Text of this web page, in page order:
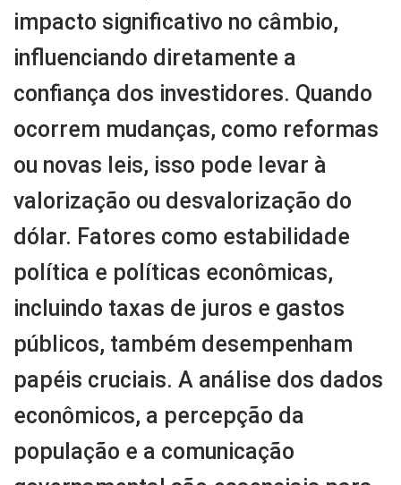
impacto significativo no câmbio,
influenciando diretamente a
confiança dos investidores. Quando
ocorrem mudanças, como reformas
ou novas leis, isso pode levar à
valorização ou desvalorização do
dólar. Fatores como estabilidade
política e políticas econômicas,
incluindo taxas de juros e gastos
públicos, também desempenham
papéis cruciais. A análise dos dados
econômicos, a percepção da
população e a comunicação